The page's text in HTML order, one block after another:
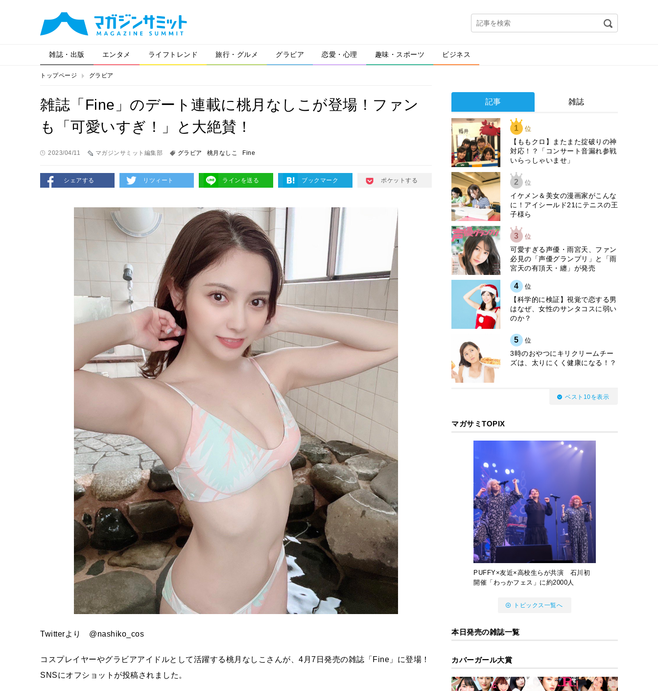
雑誌・出版 エンタメ ライフトレンド 旅行・グルメ グラビア 恋愛・心理 趣味・スポーツ ビジネス
トップページ グラビア
雑誌「Fine」のデート連載に桃月なしこが登場！ファン
も「可愛いすぎ！」と大絶賛！
2023/04/11 マガジンサミット編集部 グラビア 桃月なしこ Fine
シェアする リツィート ラインを送る ブックマーク ポケットする
Twitterより @nashiko_cos
コスプレイヤーやグラビアアイドルとして活躍する桃月なしこさんが、4月7日発売の雑誌「Fine」に登場！
SNSにオフショットが投稿されました。
記事 雑誌
1 位
【ももクロ】またまた掟破りの神
対応！？「コンサート音漏れ参戦
いらっしゃいませ」
2 位
イケメン＆美女の漫画家がこんな
に！アイシールド21にテニスの王
子様ら
3 位
可愛すぎる声優・雨宮天、ファン
必見の「声優グランプリ」と「雨
宮天の有頂天・纏」が発売
4 位
【科学的に検証】視覚で恋する男
はなぜ、女性のサンタコスに弱い
のか？
5 位
3時のおやつにキリクリームチー
ズは、太りにくく健康になる！？
ベスト10を表示
マガサミTOPIX
PUFFY×友近×高校生らが共演 石川初
開催「わっかフェス」に約2000人
トピックス一覧へ
本日発売の雑誌一覧
カバーガール大賞